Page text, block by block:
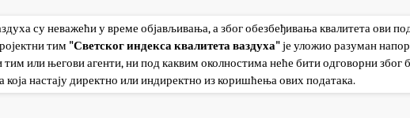
су неважећи у време објављивања, а због обезбеђивања квалитета ови
тим "Светског индекса квалитета ваздуха"је уложио разуман
или његови агенти, ни под каквим околностима неће бити одговорни због
настају директно или индиректно из коришћења ових података.